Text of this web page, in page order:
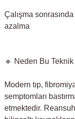
Çalışma
azalma
🔹 Neden Bu
Modern tıp,
semptomları
etmektedir.